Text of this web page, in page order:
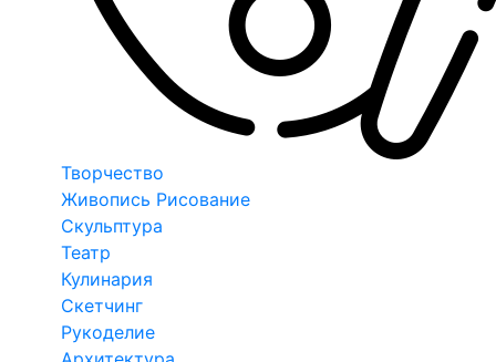
Творчество
Живопись Рисование
Скульптура
Театр
Кулинария
Скетчинг
Рукоделие